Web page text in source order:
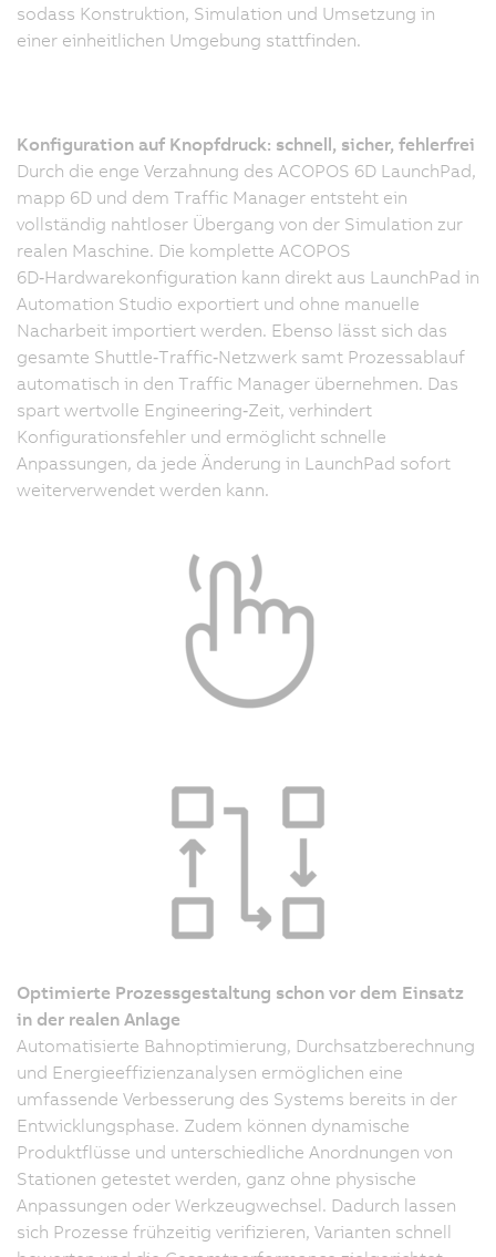
sodass Konstruktion, Simulation und Umsetzung in
einer einheitlichen Umgebung stattfinden.
Konfiguration auf Knopfdruck: schnell, sicher, fehlerfrei
Durch die enge Verzahnung des ACOPOS 6D LaunchPad,
mapp 6D und dem Traffic Manager entsteht ein
vollständig nahtloser Übergang von der Simulation zur
realen Maschine. Die komplette ACOPOS
6D‑Hardwarekonfiguration kann direkt aus LaunchPad in
Automation Studio exportiert und ohne manuelle
Nacharbeit importiert werden. Ebenso lässt sich das
gesamte Shuttle‑Traffic‑Netzwerk samt Prozessablauf
automatisch in den Traffic Manager übernehmen. Das
spart wertvolle Engineering‑Zeit, verhindert
Konfigurationsfehler und ermöglicht schnelle
Anpassungen, da jede Änderung in LaunchPad sofort
weiterverwendet werden kann.
Optimierte Prozessgestaltung schon vor dem Einsatz
in der realen Anlage
Automatisierte Bahnoptimierung, Durchsatzberechnung
und Energieeffizienzanalysen ermöglichen eine
umfassende Verbesserung des Systems bereits in der
Entwicklungsphase. Zudem können dynamische
Produktflüsse und unterschiedliche Anordnungen von
Stationen getestet werden, ganz ohne physische
Anpassungen oder Werkzeugwechsel. Dadurch lassen
sich Prozesse frühzeitig verifizieren, Varianten schnell